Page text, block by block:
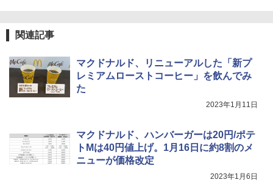
関連記事
マクドナルド、リニューアルした「新プ
レミアムローストコーヒー」を飲んでみ
た
2023年1月11日
マクドナルド、ハンバーガーは20円/ポテ
トMは40円値上げ。1月16日に約8割のメ
ニューが価格改定
2023年1月6日